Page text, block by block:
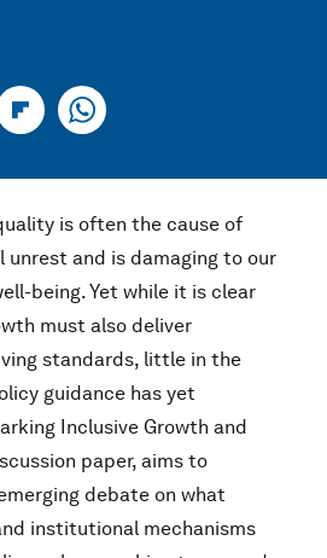
is often the cause of
and is damaging to our
being. Yet while it is clear
must also deliver
standards, little in the
guidance has yet
Inclusive Growth and
paper, aims to
debate on what
institutional mechanisms